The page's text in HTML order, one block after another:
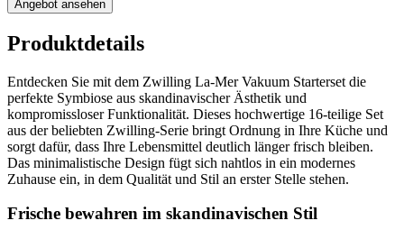
Angebot ansehen
Produktdetails
Entdecken Sie mit dem Zwilling La-Mer Vakuum Starterset die
perfekte Symbiose aus skandinavischer Ästhetik und
kompromissloser Funktionalität. Dieses hochwertige 16-teilige Set
aus der beliebten Zwilling-Serie bringt Ordnung in Ihre Küche und
sorgt dafür, dass Ihre Lebensmittel deutlich länger frisch bleiben.
Das minimalistische Design fügt sich nahtlos in ein modernes
Zuhause ein, in dem Qualität und Stil an erster Stelle stehen.
Frische bewahren im skandinavischen Stil